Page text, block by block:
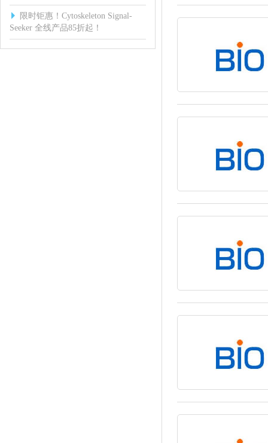
限时钜惠！Cytoskeleton Signal-
Seeker 全线产品85折起！